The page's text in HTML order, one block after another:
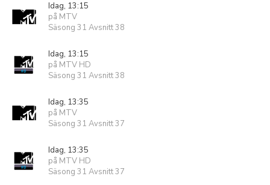
Idag, 13:15
på MTV
Säsong 31 Avsnitt 38
Idag, 13:15
på MTV HD
Säsong 31 Avsnitt 38
Idag, 13:35
på MTV
Säsong 31 Avsnitt 37
Idag, 13:35
på MTV HD
Säsong 31 Avsnitt 37